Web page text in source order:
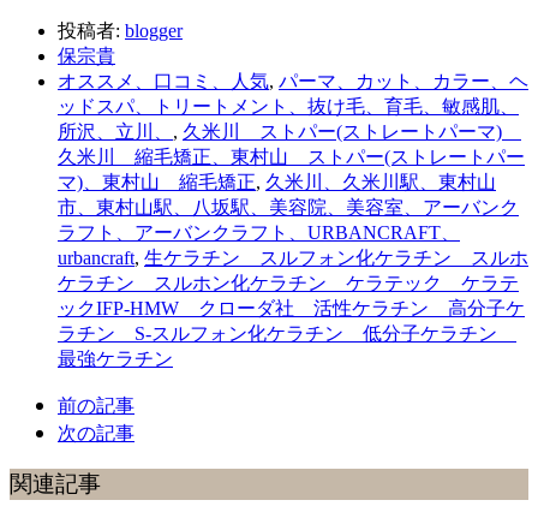
投稿者: blogger
保宗貴
オススメ、口コミ、人気, パーマ、カット、カラー、ヘ
ッドスパ、トリートメント、抜け毛、育毛、敏感肌、
所沢、立川、 , 久米川 ストパー(ストレートパーマ)
久米川 縮毛矯正、東村山 ストパー(ストレートパー
マ)、東村山 縮毛矯正, 久米川、久米川駅、東村山
市、東村山駅、八坂駅、美容院、美容室、アーバンク
ラフト、アーバンクラフト、URBANCRAFT、
urbancraft, 生ケラチン スルフォン化ケラチン スルホ
ケラチン スルホン化ケラチン ケラテック ケラテ
ックIFP-HMW クローダ社 活性ケラチン 高分子ケ
ラチン S-スルフォン化ケラチン 低分子ケラチン
最強ケラチン
前の記事
次の記事
関連記事